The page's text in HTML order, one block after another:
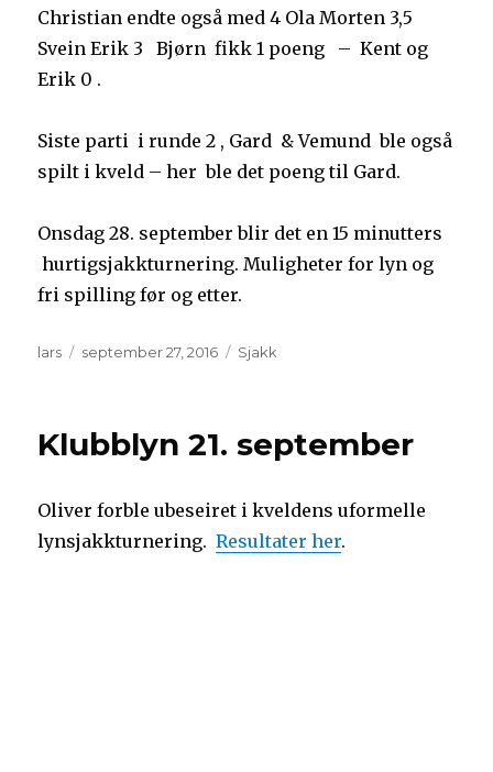
Christian endte også med 4 Ola Morten 3,5
Svein Erik 3 Bjørn fikk 1 poeng – Kent og
Erik 0 .
Siste parti i runde 2 , Gard & Vemund ble også
spilt i kveld – her ble det poeng til Gard.
Onsdag 28. september blir det en 15 minutters
hurtigsjakkturnering. Muligheter for lyn og
fri spilling før og etter.
Forfatter
lars Publisert
september 27, 2016 Kategorier
Sjakk
Klubblyn 21. september
Oliver forble ubeseiret i kveldens uformelle
lynsjakkturnering.Resultater her.